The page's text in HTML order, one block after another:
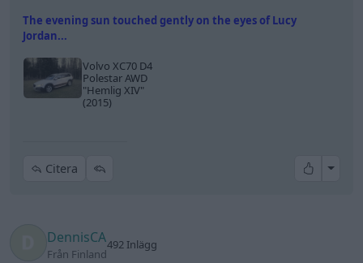
The evening sun touched gently on the eyes of Lucy
Jordan...
Volvo XC70 D4
Polestar AWD
"Hemlig XIV"
(2015)
Citera All
DennisCA
Från Finland
492 Inlägg